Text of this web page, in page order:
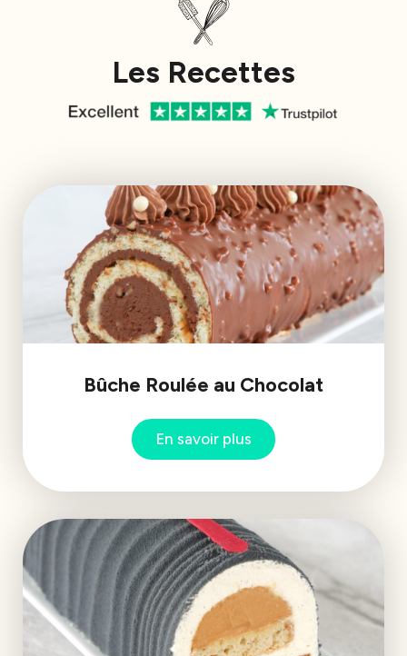
Les Recettes
Bûche Roulée au Chocolat
En savoir plus